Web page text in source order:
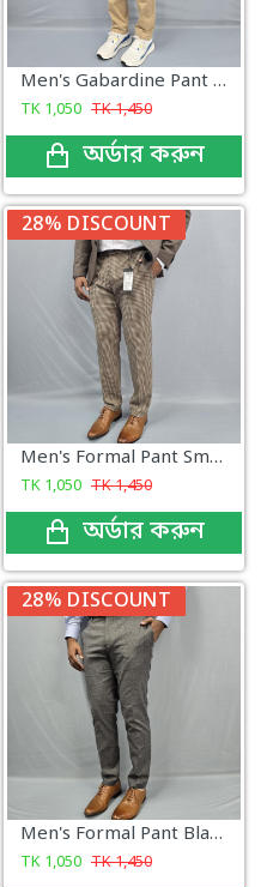
Men's Gabardine Pant Brown Color
TK 1,050 TK1,450
অর্ডার করুন
28% DISCOUNT
Men's Formal Pant Small Check Pattern
TK 1,050 TK1,450
অর্ডার করুন
28% DISCOUNT
Men's Formal Pant Black Ash Check
TK 1,050 TK1,450